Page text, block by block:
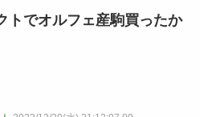
トでオルフェ産駒買ったか